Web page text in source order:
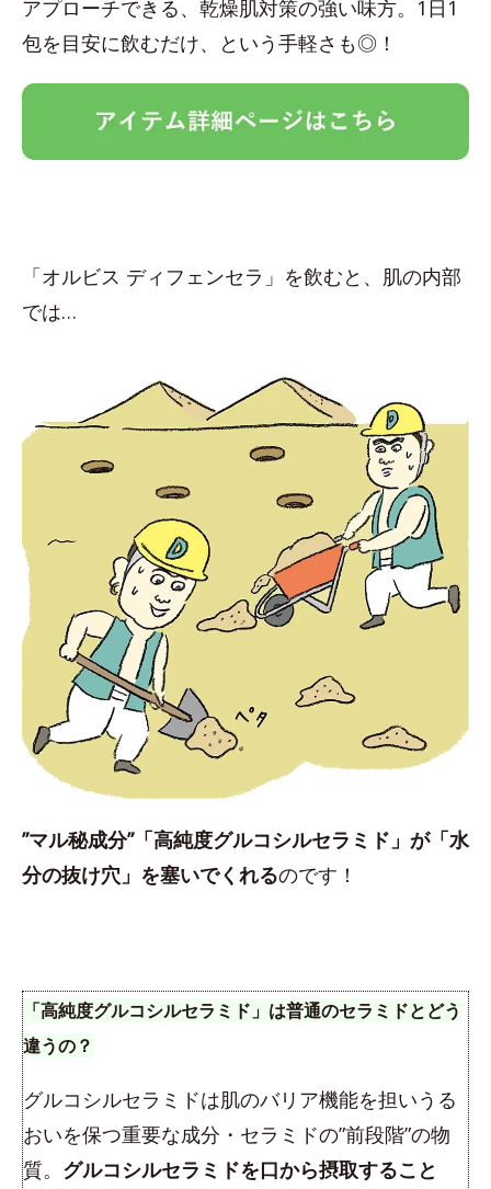
アプローチできる、乾燥肌対策の強い味方。1日1
包を目安に飲むだけ、という手軽さも◎！
「オルビス ディフェンセラ」を飲むと、肌の内部
では…
”マル秘成分”「高純度グルコシルセラミド」が「水
分の抜け穴」を塞いでくれるのです！
「高純度グルコシルセラミド」は普通のセラミドとどう
違うの？
グルコシルセラミドは肌のバリア機能を担いうる
おいを保つ重要な成分・セラミドの”前段階”の物
質。 グルコシルセラミドを口から摂取すること